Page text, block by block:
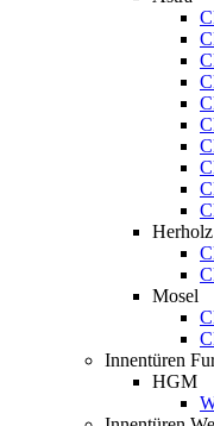
Mosel
Innentüren
HGM